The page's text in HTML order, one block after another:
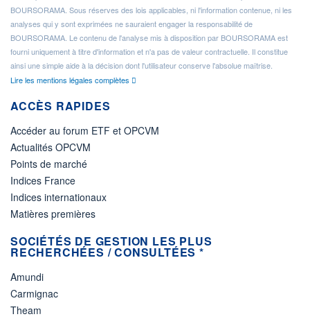
BOURSORAMA. Sous réserves des lois applicables, ni l'information contenue, ni les
analyses qui y sont exprimées ne sauraient engager la responsabilité de
BOURSORAMA. Le contenu de l'analyse mis à disposition par BOURSORAMA est
fourni uniquement à titre d'information et n'a pas de valeur contractuelle. Il constitue
ainsi une simple aide à la décision dont l'utilisateur conserve l'absolue maîtrise.
Lire les mentions légales complètes
ACCÈS RAPIDES
Accéder au forum ETF et OPCVM
Actualités OPCVM
Points de marché
Indices France
Indices internationaux
Matières premières
SOCIÉTÉS DE GESTION LES PLUS
RECHERCHÉES / CONSULTÉES *
Amundi
Carmignac
Theam